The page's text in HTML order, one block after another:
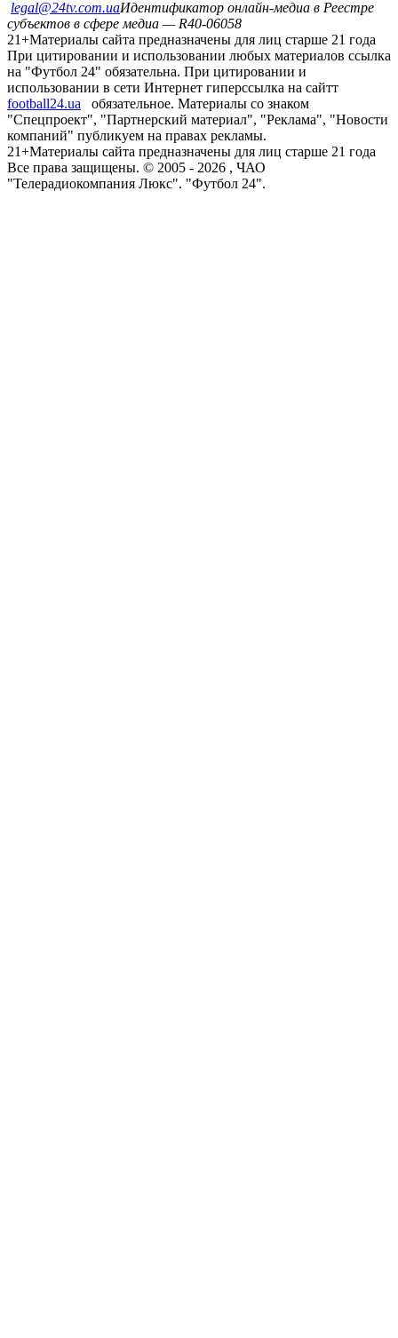
legal@24tv.com.uaИдентификатор онлайн-медиа в Реестре
субъектов в сфере медиа — R40-06058
21+Материалы сайта предназначены для лиц старше 21 года
При цитировании и использовании любых материалов ссылка
на "Футбол 24" обязательна. При цитировании и
использовании в сети Интернет гиперссылка на сайтт
football24.ua
обязательное. Материалы со знаком
"Спецпроект", "Партнерский материал", "Реклама", "Новости
компаний" публикуем на правах рекламы.
21+Материалы сайта предназначены для лиц старше 21 года
Все права защищены. © 2005 - 2026 , ЧАО
"Телерадиокомпания Люкс". "Футбол 24".